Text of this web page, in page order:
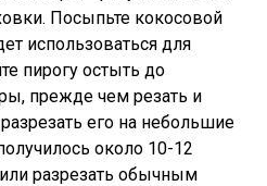
Посыпьте кокосовой
использоваться для
пирогу остыть до
прежде чем резать и
его на небольшие
около 10-12
разрезать обычным